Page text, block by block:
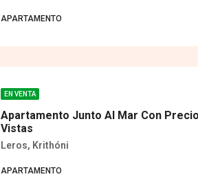
APARTAMENTO
EN VENTA
Apartamento Junto Al Mar Con
Vistas
Leros, Krithóni
APARTAMENTO